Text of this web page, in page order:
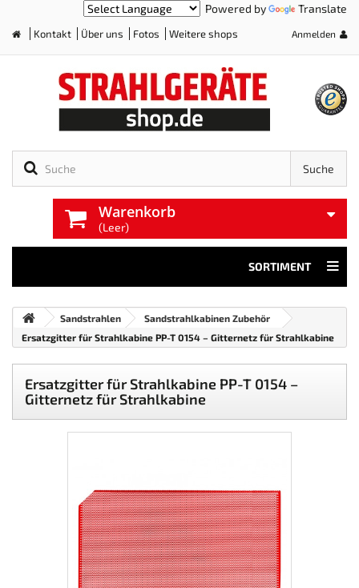
Powered by Translate
Kontakt Über uns Fotos Weitere shops Anmelden
Suche
Warenkorb
(Leer)
SORTIMENT
Sandstrahlen
Sandstrahlkabinen Zubehör
Ersatzgitter für Strahlkabine PP-T 0154 – Gitternetz für Strahlkabine
Ersatzgitter für Strahlkabine PP-T 0154 –
Gitternetz für Strahlkabine